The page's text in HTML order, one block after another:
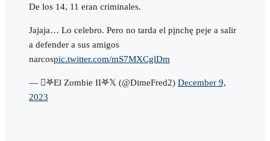
De los 14, 11 eran criminales.
Jajaja… Lo celebro. Pero no tarda el pįnchę peje a salir
a defender a sus amigos
narcospic.twitter.com/mS7MXCglDm
— 𖤐El Zombie II𖤐𝕏 (@DimeFred2) December 9,
2023